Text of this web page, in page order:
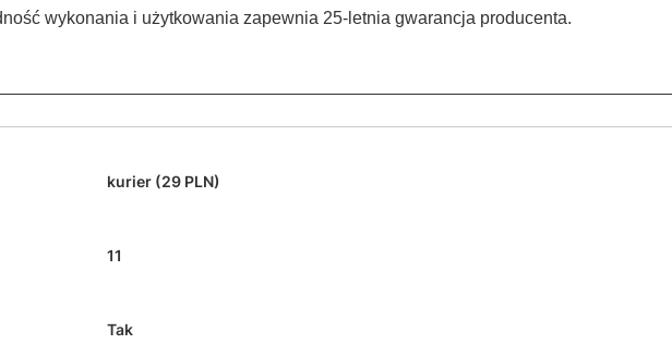
wykonania i użytkowania zapewnia 25-letnia gwarancja producenta.
kurier (29 PLN)
11
Tak